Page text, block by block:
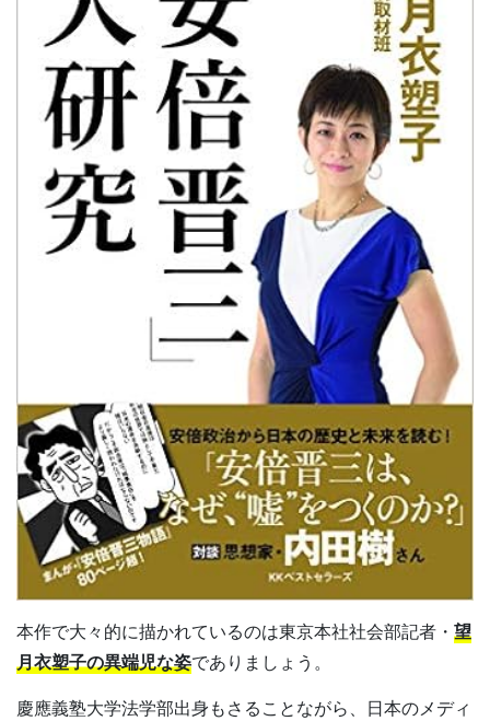
本作で大々的に描かれているのは東京本社社会部記者・ 望
月衣塑子の異端児な姿でありましょう。
慶應義塾大学法学部出身もさることながら、日本のメディ